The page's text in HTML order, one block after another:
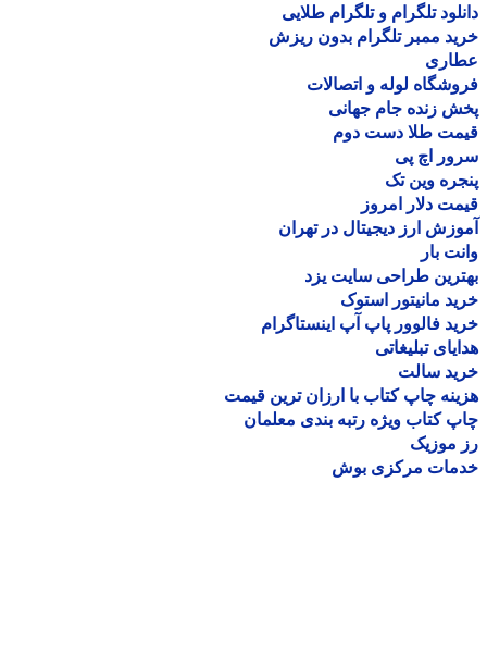
تلگرام و تلگرام طلایی
ممبر تلگرام بدون ریزش
لوله و اتصالات
زنده جام جهانی
طلا دست دوم
اچ پی
وین تک
دلار امروز
ارز دیجیتال در تهران
بار
طراحی سایت یزد
مانیتور استوک
فالوور پاپ آپ اینستاگرام
تبلیغاتی
سالت
چاپ کتاب با ارزان ترین قیمت
کتاب ویژه رتبه بندی معلمان
موزیک
مرکزی بوش